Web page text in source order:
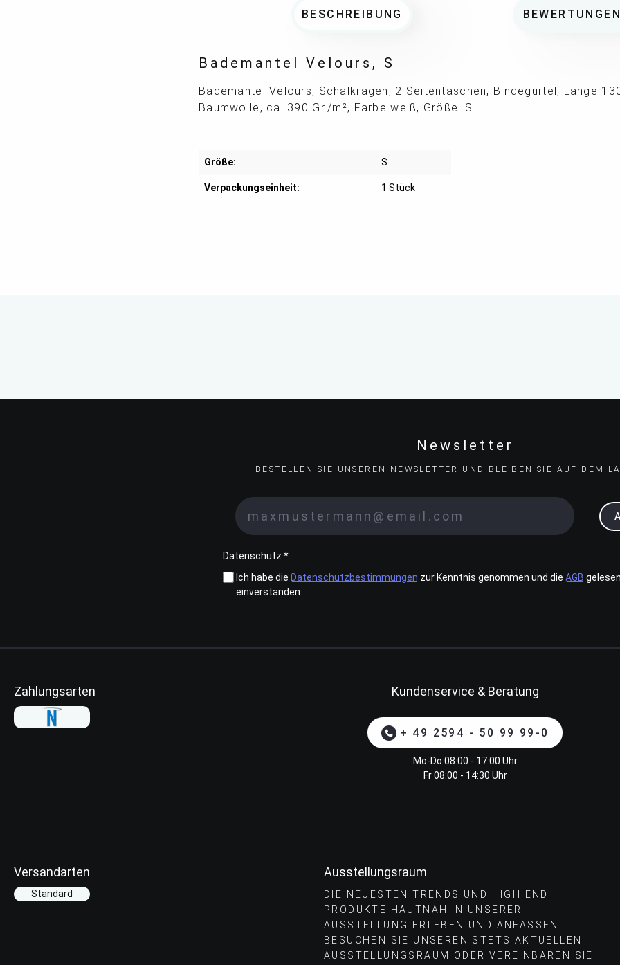
BESCHREIBUNG
Bademantel Velours, S
Bademantel Velours, Schalkragen, 2 Seitentaschen, Bindegürtel, Länge
Baumwolle, ca. 390 Gr./m², Farbe weiß, Größe: S
Größe: S
Verpackungseinheit: 1 Stück
Newsletter
BESTELLEN SIE UNSEREN NEWSLETTER UND BLEIBEN SIE AUF DEM
Datenschutz *
Ich habe die Datenschutzbestimmungen zur Kenntnis genommen und die AGB
einverstanden.
Zahlungsarten Kundenservice & Beratung
+ 49 2594 - 50 99 99-0
Mo-Do 08:00 - 17:00 Uhr
Fr 08:00 - 14:30 Uhr
Versandarten
Standard
Ausstellungsraum
DIE NEUESTEN TRENDS UND HIGH END
PRODUKTE HAUTNAH IN UNSERER
AUSSTELLUNG ERLEBEN UND ANFASSEN.
BESUCHEN SIE UNSEREN STETS AKTUELLEN
AUSSTELLUNGSRAUM ODER VEREINBAREN SIE